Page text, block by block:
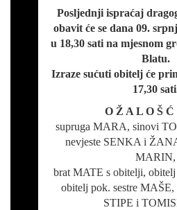
Posljednji ispraćaj
obavit će se dana 09.
u 18,30 sati na mjesnom
Blatu.
Izraze sućuti obitelj će
17,30
O Ž A L O Š
supruga MARA, sinovi
nevjeste SENKA i
MARIN,
brat MATE s obitelji,
obitelj pok. sestre
STIPE i